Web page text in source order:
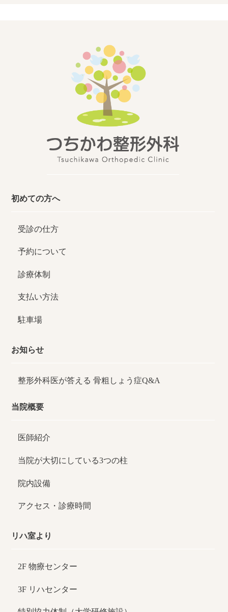
初めての方へ
受診の仕方
予約について
診療体制
支払い方法
駐車場
お知らせ
整形外科医が答える 骨粗しょう症Q&A
当院概要
医師紹介
当院が大切にしている3つの柱
院内設備
アクセス・診療時間
リハ室より
2F 物療センター
3F リハセンター